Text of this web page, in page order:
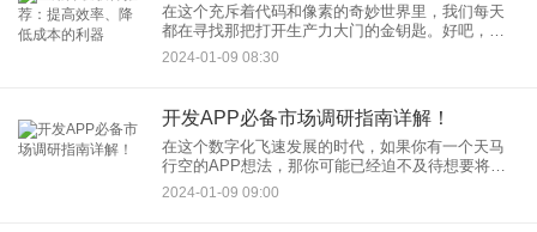
在这个充斥着代码和像素的奇妙世界里，我们每天
都在寻找那把打开生产力大门的金钥匙。好吧，我
得承认，作为一个长期操弄键盘的文字工作者，我
并不擅长将复杂的代码编织成一款亮眼的应用。但
2024-01-09 08:30
开发APP必备市场调研指南详解！
在这个数字化飞速发展的时代，如果你有一个天马
行空的APP想法，那你可能已经迫不及待想要将它
实现，投入市场的怀抱了。不过，冷静点，亲爱的
潜在APP开发者们，不是每个灵光乍现的想法都能
2024-01-09 09:00